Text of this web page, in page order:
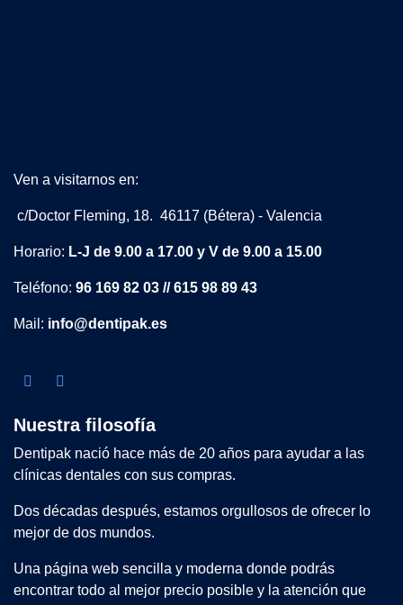
Ven a visitarnos en:
c/Doctor Fleming, 18. 46117 (Bétera) - Valencia
Horario: L-J de 9.00 a 17.00 y V de 9.00 a 15.00
Teléfono: 96 169 82 03 // 615 98 89 43
Mail: info@dentipak.es
Nuestra filosofía
Dentipak nació hace más de 20 años para ayudar a las
clínicas dentales con sus compras.
Dos décadas después, estamos orgullosos de ofrecer lo
mejor de dos mundos.
Una página web sencilla y moderna donde podrás
encontrar todo al mejor precio posible y la atención que